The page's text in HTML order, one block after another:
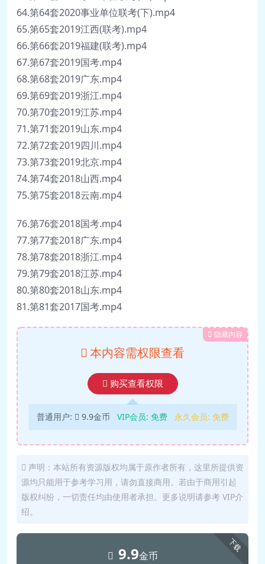
64.第64套2020事业单位联考(下).mp4
65.第65套2019江西(联考).mp4
66.第66套2019福建(联考).mp4
67.第67套2019国考.mp4
68.第68套2019广东.mp4
69.第69套2019浙江.mp4
70.第70套2019江苏.mp4
71.第71套2019山东.mp4
72.第72套2019四川.mp4
73.第73套2019北京.mp4
74.第74套2018山西.mp4
75.第75套2018云南.mp4
76.第76套2018国考.mp4
77.第77套2018广东.mp4
78.第78套2018浙江.mp4
79.第79套2018江苏.mp4
80.第80套2018山东.mp4
81.第81套2017国考.mp4
隐藏内容
本内容需权限查看
购买查看权限
普通用户: 9.9金币 VIP会员: 免费 永久会员: 免费
声明：本站所有资源版权均属于原作者所有，这里所提供资
源均只能用于参考学习用，请勿直接商用。若由于商用引起
版权纠纷，一切责任均由使用者承担。更多说明请参考 VIP介
绍。
下载
9.9金币